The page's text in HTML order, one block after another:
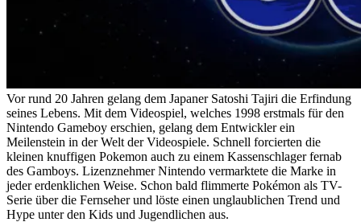
Vor rund 20 Jahren gelang dem Japaner Satoshi Tajiri die Erfindung
seines Lebens. Mit dem Videospiel, welches 1998 erstmals für den
Nintendo Gameboy erschien, gelang dem Entwickler ein
Meilenstein in der Welt der Videospiele. Schnell forcierten die
kleinen knuffigen Pokemon auch zu einem Kassenschlager fernab
des Gamboys. Lizenznehmer Nintendo vermarktete die Marke in
jeder erdenklichen Weise. Schon bald flimmerte Pokémon als TV-
Serie über die Fernseher und löste einen unglaublichen Trend und
Hype unter den Kids und Jugendlichen aus.